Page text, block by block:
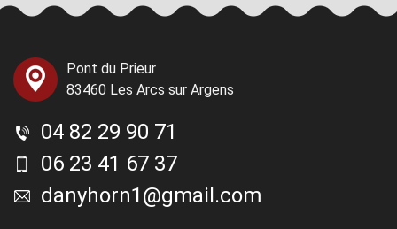
Pont du Prieur
83460 Les Arcs sur Argens
04 82 29 90 71
06 23 41 67 37
danyhorn1@gmail.com